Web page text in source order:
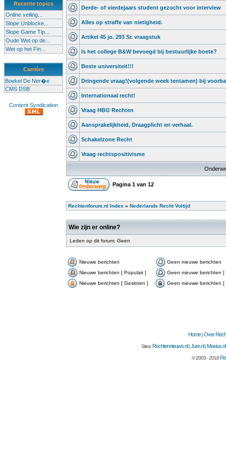
Recente topics
Online veiling...
Slope Unblocke...
Slope Game Tip...
Oude Wet op de...
Wet op het Fin...
Carrière
Boekel De Ner�e
CMS DSB
Content Syndication
Derde- of vierdejaars student gezocht voor interview
Alles op straffe van nietigheid.
Artikel 45 jo. 293 Sr. vraagstuk
Is het college B&W bevoegd bij bestuurlijke boete?
Beste universiteit!!!
Dringende vraag!(volgende week tentamen) bij
Internationaal recht!
Vraag HBO Rechten
Aansprakelijkheid, Draagplicht en verhaal.
Schakelzone Recht
Vraag rechtspositivisme
Pagina 1 van 12
Rechtenforum.nl Index » Nederlands Recht Voltijd
Wie zijn er online?
Leden op dit forum: Geen
Nieuwe berichten
Geen nieuwe berichten
Nieuwe berichten [ Populair ]
Geen nieuwe berichten [
Nieuwe berichten [ Gesloten ]
Geen nieuwe berichten [
Home|Over
Sites:Rechtennieuws.nl |Jure.nl |Maxius.nl
© 2003 - 2018